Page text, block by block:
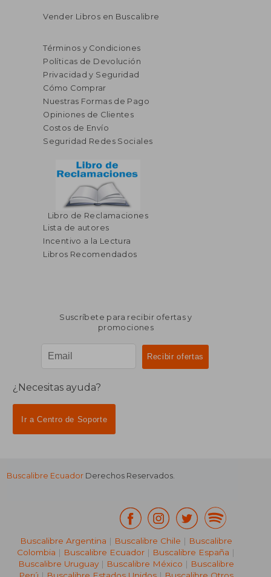
Vender Libros en Buscalibre
Términos y Condiciones
Políticas de Devolución
Privacidad y Seguridad
Cómo Comprar
Nuestras Formas de Pago
Opiniones de Clientes
Costos de Envío
Seguridad Redes Sociales
Libro de Reclamaciones
Lista de autores
Incentivo a la Lectura
Libros Recomendados
Suscríbete para recibir ofertas y
promociones
¿Necesitas ayuda?
Ir a Centro de Soporte
Buscalibre Ecuador Derechos Reservados.
Buscalibre Argentina | Buscalibre Chile | Buscalibre
Colombia | Buscalibre Ecuador | Buscalibre España |
Buscalibre Uruguay| Buscalibre México | Buscalibre